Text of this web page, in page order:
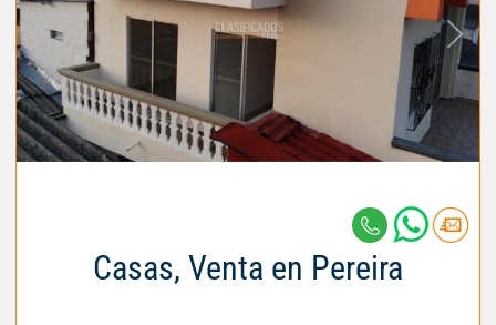
Casas, Venta en Pereira